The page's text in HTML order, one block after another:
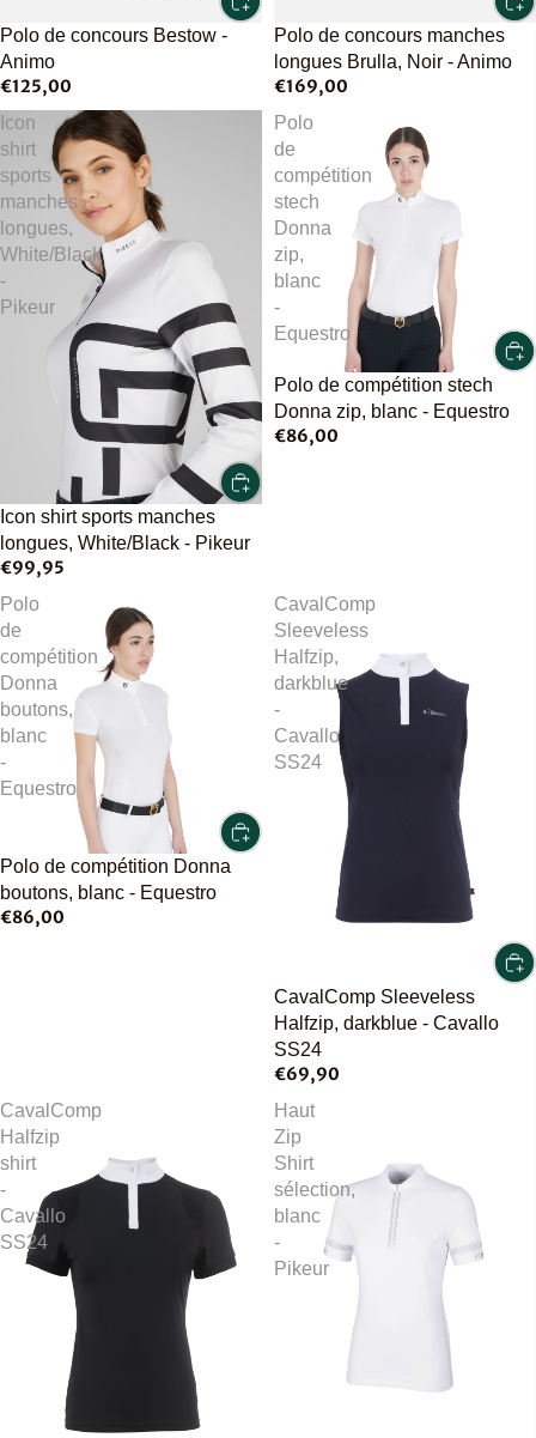
Polo de concours Bestow -
Animo
€125,00
Polo de concours manches
longues Brulla, Noir - Animo
€169,00
Icon
shirt
sports
manches
longues,
White/Black
-
Pikeur
Icon shirt sports manches
longues, White/Black - Pikeur
€99,95
Polo
de
compétition
stech
Donna
zip,
blanc
-
Equestro
Polo de compétition stech
Donna zip, blanc - Equestro
€86,00
Polo
de
compétition
Donna
boutons,
blanc
-
Equestro
Polo de compétition Donna
boutons, blanc - Equestro
€86,00
CavalComp
Sleeveless
Halfzip,
darkblue
-
Cavallo
SS24
CavalComp Sleeveless
Halfzip, darkblue - Cavallo
SS24
€69,90
CavalComp
Halfzip
shirt
-
Cavallo
SS24
Haut
Zip
Shirt
sélection,
blanc
-
Pikeur